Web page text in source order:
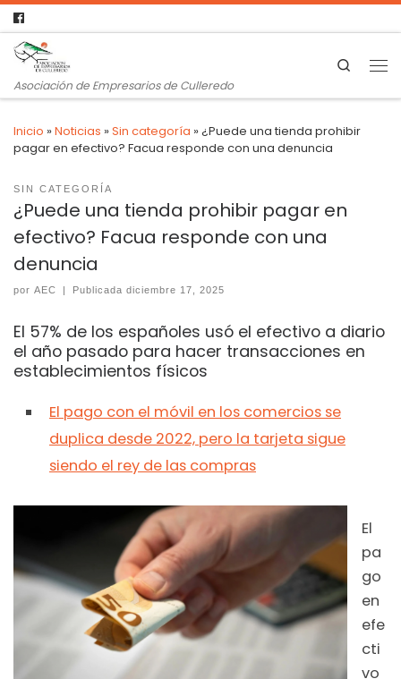
Asociación de Empresarios de Culleredo
Search
Inicio »Noticias »Sin categoría »¿Puede una tienda prohibir
pagar en efectivo? Facua responde con una denuncia
SIN CATEGORÍA
¿Puede una tienda prohibir pagar en
efectivo? Facua responde con una
denuncia
por AEC | Publicadadiciembre 17, 2025
El 57% de los españoles usó el efectivo a diario
el año pasado para hacer transacciones en
establecimientos físicos
El pago con el móvil en los comercios se
duplica desde 2022, pero la tarjeta sigue
siendo el rey de las compras
El
pa
go
en
efe
cti
vo